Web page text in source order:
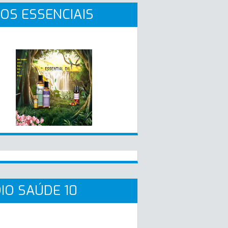
ESSENCIAIS
SAÚDE 10